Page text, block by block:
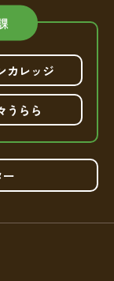
カレッジ
うらら